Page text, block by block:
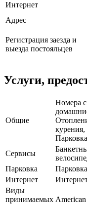
Интернет
Адрес
Регистрация заезда и
выезда постояльцев
Услуги,
Общие
Номера
курения,
Сервисы
Парковка
Интернет
Виды
принимаемых